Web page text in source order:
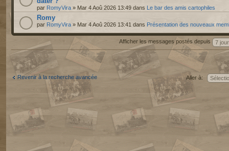
par RomyVira » Mar 4 Aoû 2026 13:49 dans Le bar des amis cartophiles
Romy
par RomyVira » Mar 4 Aoû 2026 13:41 dans Présentation des nouveaux
Afficher les messages postés depuis
Revenir à la recherche avancée Aller à: